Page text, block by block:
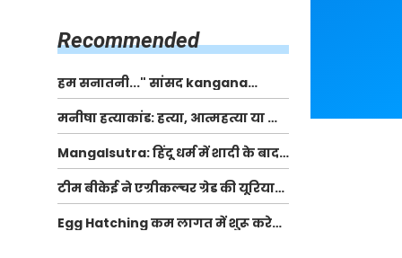
Recommended
हम सनातनी..." सांसद kangana
Ranaut से क्या बोली लड़की? Viral
Jantar-Mantar | CJP protest
मनीषा हत्याकांड: हत्या, आत्महत्या या कोई बड़ा राज?
| Full Story | Josh Haryana
Mangalsutra: हिंदू धर्म में शादी के बाद
मंगलसूत्र क्यों पहनती है महिलाएं, किसने
शुरु की ये परंपरा
टीम बीकेई ने एग्रीकल्चर ग्रेड की यूरिया
खाद गट्टों में बदलकर टेक्निकल ग्रेड में
बेचने वालों पर करवाई कार्रवाई:
Egg Hatching कम लागत में शुरू करे